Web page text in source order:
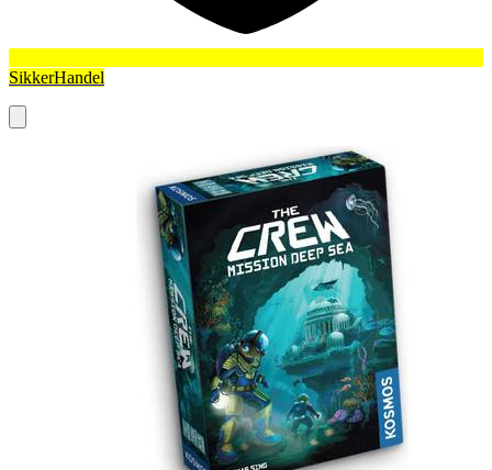
SikkerHandel